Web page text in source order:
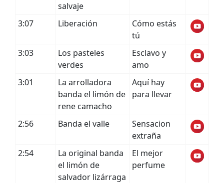
salvaje
3:07 Liberación
Cómo estás
tú
3:03
Los pasteles
verdes
Esclavo y
amo
3:01
La arrolladora
banda el limón de
rene camacho
Aquí hay
para llevar
2:56 Banda el valle
Sensacion
extraña
2:54
La original banda
el limón de
salvador lizárraga
El mejor
perfume